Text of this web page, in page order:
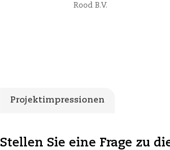
Rood B.V.
Projektimpressionen
Stellen Sie eine Frage zu